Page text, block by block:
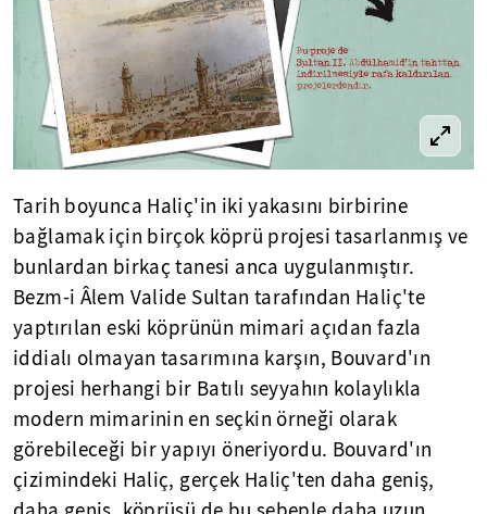
Tarih boyunca Haliç'in iki yakasını birbirine
bağlamak için birçok köprü projesi tasarlanmış ve
bunlardan birkaç tanesi anca uygulanmıştır.
Bezm-i Âlem Valide Sultan tarafından Haliç'te
yaptırılan eski köprünün mimari açıdan fazla
iddialı olmayan tasarımına karşın, Bouvard'ın
projesi herhangi bir Batılı seyyahın kolaylıkla
modern mimarinin en seçkin örneği olarak
görebileceği bir yapıyı öneriyordu. Bouvard'ın
çizimindeki Haliç, gerçek Haliç'ten daha geniş,